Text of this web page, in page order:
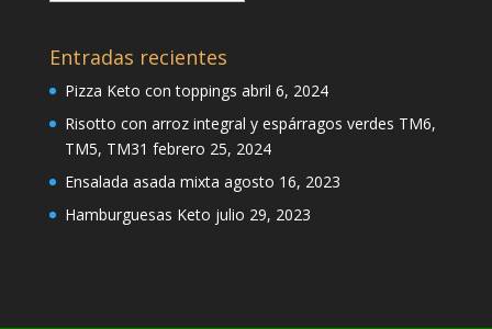
Entradas recientes
Pizza Keto con toppings abril 6, 2024
Risotto con arroz integral y espárragos verdes TM6,
TM5, TM31 febrero 25, 2024
Ensalada asada mixta agosto 16, 2023
Hamburguesas Keto julio 29, 2023